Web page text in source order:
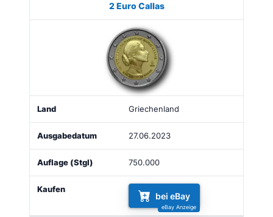
2 Euro Callas
Griechenland
27.06.2023
750.000
bei eBay